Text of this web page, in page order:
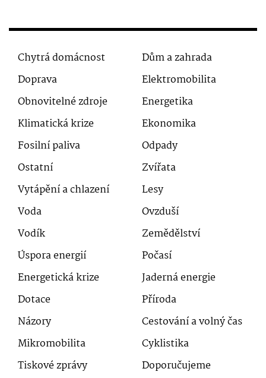
Chytrá domácnost
Dům a zahrada
Doprava
Elektromobilita
Obnovitelné zdroje
Energetika
Klimatická krize
Ekonomika
Fosilní paliva
Odpady
Ostatní
Zvířata
Vytápění a chlazení
Lesy
Voda
Ovzduší
Vodík
Zemědělství
Úspora energií
Počasí
Energetická krize
Jaderná energie
Dotace
Příroda
Názory
Cestování a volný čas
Mikromobilita
Cyklistika
Tiskové zprávy
Doporučujeme